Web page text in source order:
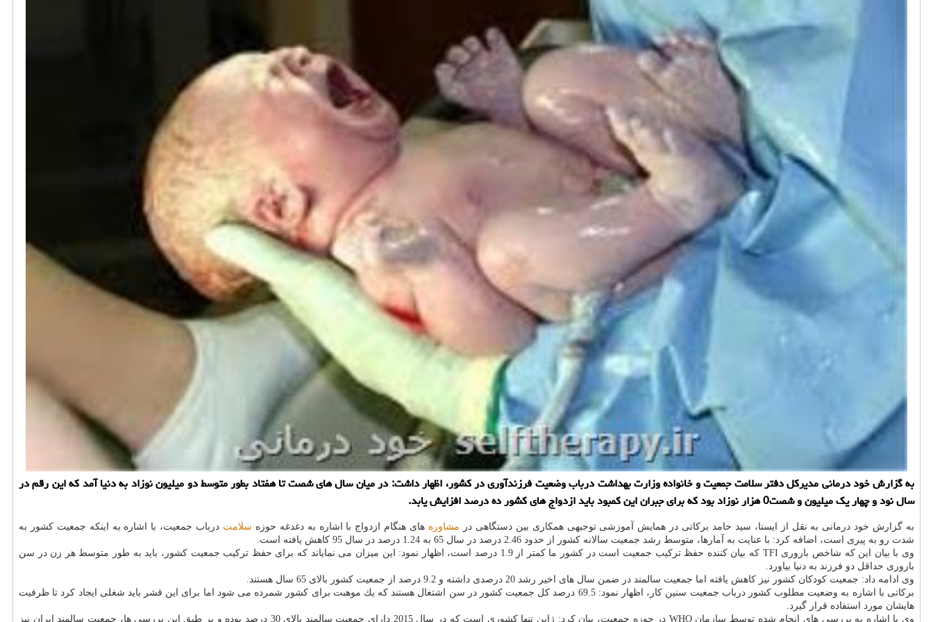
به گزارش خود درمانی مدیركل دفتر سلامت جمعیت و خانواده وزارت بهداشت درباب وضعیت فرزندآوری در كشور، اظهار داشت: در میان سال های شصت تا هفتاد بطور متوسط دو میلیون نوزاد به دنیا آمد كه این رقم در
سال نود و چهار یك میلیون و شصت0 هزار نوزاد بود كه برای جبران این كمبود باید ازدواج های كشور ده درصد افزایش یابد.
به گزارش خود درمانی به نقل از ایسنا، سید حامد بركاتی در همایش آموزشی توجیهی همكاری بین دستگاهی در مشاوره های هنگام ازدواج با اشاره به دغدغه حوزه سلامت درباب جمعیت، با اشاره به اینكه جمعیت كشور به
شدت رو به پیری است، اضافه كرد: با عنایت به آمارها، متوسط رشد جمعیت سالانه كشور از حدود 2.46 درصد در سال 65 به 1.24 درصد در سال 95 كاهش یافته است.
وی با بیان این كه شاخص باروری TFI كه بیان كننده حفظ تركیب جمعیت است در كشور ما كمتر از 1.9 درصد است، اظهار نمود: این میزان می نمایاند كه برای حفظ تركیب جمعیت كشور، باید به طور متوسط هر زن در سن
باروری حداقل دو فرزند به دنیا بیاورد.
وی ادامه داد: جمعیت كودكان كشور نیز كاهش یافته اما جمعیت سالمند در ضمن سال های اخیر رشد 20 درصدی داشته و 9.2 درصد از جمعیت كشور بالای 65 سال هستند.
بركاتی با اشاره به وضعیت مطلوب كشور درباب جمعیت سنین كار، اظهار نمود: 69.5 درصد كل جمعیت كشور در سن اشتغال هستند كه یك موهبت برای كشور شمرده می شود اما برای این قشر باید شغلی ایجاد كرد تا ظرفیت
هایشان مورد استفاده قرار گیرد.
وی با اشاره به بررسی های انجام شده توسط سازمان WHO در حوزه جمعیت، بیان كرد: ژاپن تنها كشوری است كه در سال 2015 دارای جمعیت سالمند بالای 30 درصد بوده و بر طبق این بررسی ها، جمعیت سالمند ایران نیز